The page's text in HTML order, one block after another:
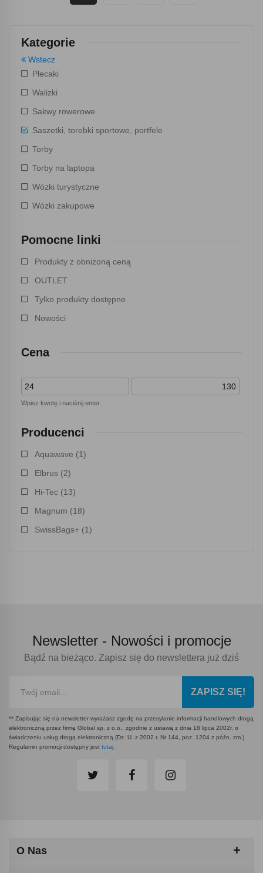
Kategorie
Wstecz
Plecaki
Walizki
Sakwy rowerowe
Saszetki, torebki sportowe, portfele
Torby
Torby na laptopa
Wózki turystyczne
Wózki zakupowe
Pomocne linki
Produkty z obniżoną ceną
OUTLET
Tylko produkty dostępne
Nowości
Cena
Wpisz kwotę i naciśnij enter.
Producenci
Aquawave (1)
Elbrus (2)
Hi-Tec (13)
Magnum (18)
SwissBags+ (1)
Newsletter - Nowości i promocje
Bądź na bieżąco. Zapisz się do newslettera już dziś
ZAPISZ SIĘ!
** Zapisując się na newsletter wyrażasz zgodę na przesyłanie informacji handlowych drogą
elektroniczną przez firmę Global sp. z o.o., zgodnie z ustawą z dnia 18 lipca 2002r. o
świadczeniu usług drogą elektroniczną (Dz. U. z 2002 r. Nr 144, poz. 1204 z późn. zm.)
Regulamin promocji dostępny jest tutaj.
O Nas